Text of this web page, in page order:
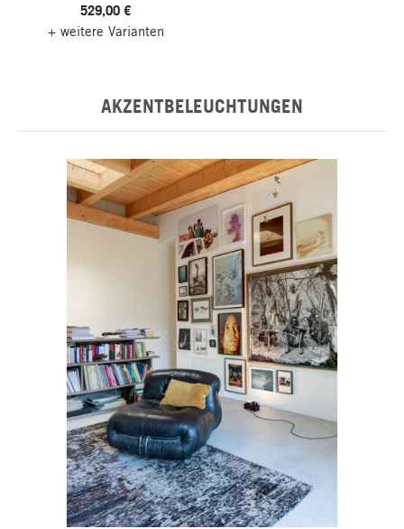
529,00 €
+ weitere Varianten
AKZENTBELEUCHTUNGEN